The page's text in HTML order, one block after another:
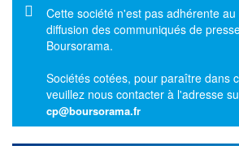
Message d'information
Cette société n'est pas adhérente
diffusion des communiqués de
Boursorama.
Sociétés cotées, pour paraître dans
veuillez nous contacter à l'adresse
cp@boursorama.fr